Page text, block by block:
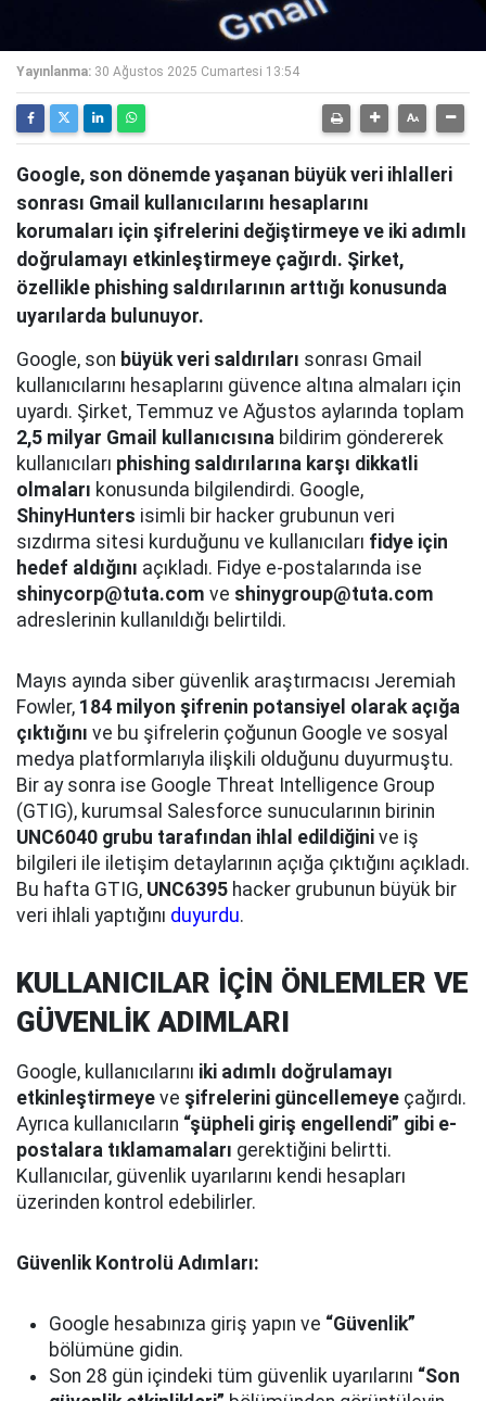
Yayınlanma: 30 Ağustos 2025 Cumartesi 13:54
Google, son dönemde yaşanan büyük veri ihlalleri
sonrası Gmail kullanıcılarını hesaplarını
korumaları için şifrelerini değiştirmeye ve iki adımlı
doğrulamayı etkinleştirmeye çağırdı. Şirket,
özellikle phishing saldırılarının arttığı konusunda
uyarılarda bulunuyor.
Google, son büyük veri saldırıları sonrası Gmail
kullanıcılarını hesaplarını güvence altına almaları için
uyardı. Şirket, Temmuz ve Ağustos aylarında toplam
2,5 milyar Gmail kullanıcısına bildirim göndererek
kullanıcıları phishing saldırılarına karşı dikkatli
olmaları konusunda bilgilendirdi. Google,
ShinyHunters isimli bir hacker grubunun veri
sızdırma sitesi kurduğunu ve kullanıcıları fidye için
hedef aldığını açıkladı. Fidye e-postalarında ise
shinycorp@tuta.com ve shinygroup@tuta.com
adreslerinin kullanıldığı belirtildi.
Mayıs ayında siber güvenlik araştırmacısı Jeremiah
Fowler, 184 milyon şifrenin potansiyel olarak açığa
çıktığını ve bu şifrelerin çoğunun Google ve sosyal
medya platformlarıyla ilişkili olduğunu duyurmuştu.
Bir ay sonra ise Google Threat Intelligence Group
(GTIG), kurumsal Salesforce sunucularının birinin
UNC6040 grubu tarafından ihlal edildiğini ve iş
bilgileri ile iletişim detaylarının açığa çıktığını açıkladı.
Bu hafta GTIG, UNC6395 hacker grubunun büyük bir
veri ihlali yaptığını duyurdu.
KULLANICILAR İÇİN ÖNLEMLER VE
GÜVENLİK ADIMLARI
Google, kullanıcılarını iki adımlı doğrulamayı
etkinleştirmeye ve şifrelerini güncellemeye çağırdı.
Ayrıca kullanıcıların “şüpheli giriş engellendi” gibi e-
postalara tıklamamaları gerektiğini belirtti.
Kullanıcılar, güvenlik uyarılarını kendi hesapları
üzerinden kontrol edebilirler.
Güvenlik Kontrolü Adımları:
Google hesabınıza giriş yapın ve “Güvenlik”
bölümüne gidin.
Son 28 gün içindeki tüm güvenlik uyarılarını “Son